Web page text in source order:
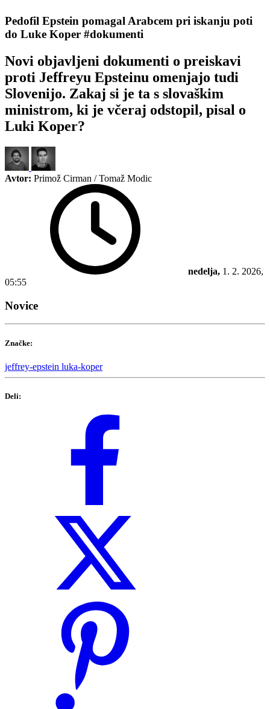
Pedofil Epstein pomagal Arabcem pri iskanju poti
do Luke Koper #dokumenti
Novi objavljeni dokumenti o preiskavi
proti Jeffreyu Epsteinu omenjajo tudi
Slovenijo. Zakaj si je ta s slovaškim
ministrom, ki je včeraj odstopil, pisal o
Luki Koper?
Avtor: Primož Cirman / Tomaž Modic
nedelja, 1. 2. 2026,
05:55
Novice
Značke:
jeffrey-epstein luka-koper
Deli: